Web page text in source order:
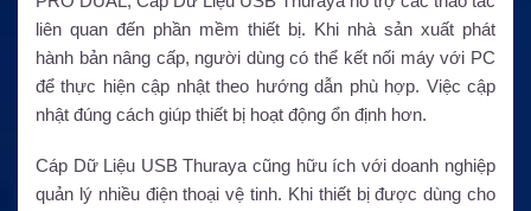
liên quan đến phần mềm thiết bị. Khi nhà sản xuất phát
hành bản nâng cấp, người dùng có thể kết nối máy với PC
để thực hiện cập nhật theo hướng dẫn phù hợp. Việc cập
nhật đúng cách giúp thiết bị hoạt động ổn định hơn.
Cáp Dữ Liệu USB Thuraya cũng hữu ích với doanh nghiệp
quản lý nhiều điện thoại vệ tinh. Khi thiết bị được dùng cho